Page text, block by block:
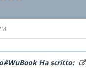
Ha scritto: